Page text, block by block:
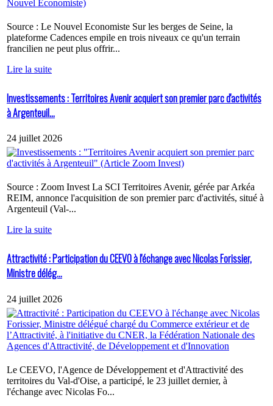
Source : Le Nouvel Economiste Sur les berges de Seine, la
plateforme Cadences empile en trois niveaux ce qu'un terrain
francilien ne peut plus offrir...
Lire la suite
Investissements : Territoires Avenir acquiert son premier parc d'activités
à Argenteuil...
24 juillet 2026
Source : Zoom Invest La SCI Territoires Avenir, gérée par Arkéa
REIM, annonce l'acquisition de son premier parc d'activités, situé à
Argenteuil (Val-...
Lire la suite
Attractivité : Participation du CEEVO à l'échange avec Nicolas Forissier,
Ministre délég...
24 juillet 2026
Le CEEVO, l'Agence de Développement et d'Attractivité des
territoires du Val-d'Oise, a participé, le 23 juillet dernier, à
l'échange avec Nicolas Fo...